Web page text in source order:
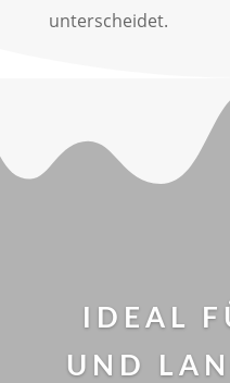
unterscheidet.
IDEAL
UND